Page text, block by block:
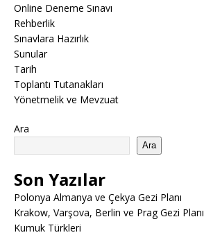
Online Deneme Sınavı
Rehberlik
Sınavlara Hazırlık
Sunular
Tarih
Toplantı Tutanakları
Yönetmelik ve Mevzuat
Ara
Ara
Son Yazılar
Polonya Almanya ve Çekya Gezi Planı
Krakow, Varşova, Berlin ve Prag Gezi Planı
Kumuk Türkleri